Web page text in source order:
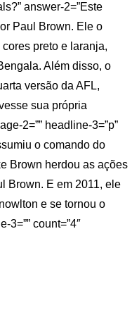
answer-2=”Este
Paul Brown. Ele o
preto e laranja,
Além disso, o
versão da AFL,
sua própria
2=”” headline-3=”p”
o comando do
Brown herdou as ações
Brown. E em 2011, ele
e se tornou o
3=”” count=”4″